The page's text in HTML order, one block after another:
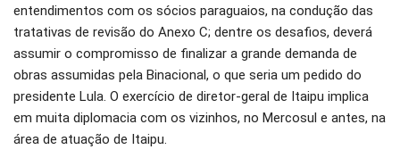
entendimentos com os sócios paraguaios, na condução das
tratativas de revisão do Anexo C; dentre os desafios, deverá
assumir o compromisso de finalizar a grande demanda de
obras assumidas pela Binacional, o que seria um pedido do
presidente Lula. O exercício de diretor-geral de Itaipu implica
em muita diplomacia com os vizinhos, no Mercosul e antes, na
área de atuação de Itaipu.